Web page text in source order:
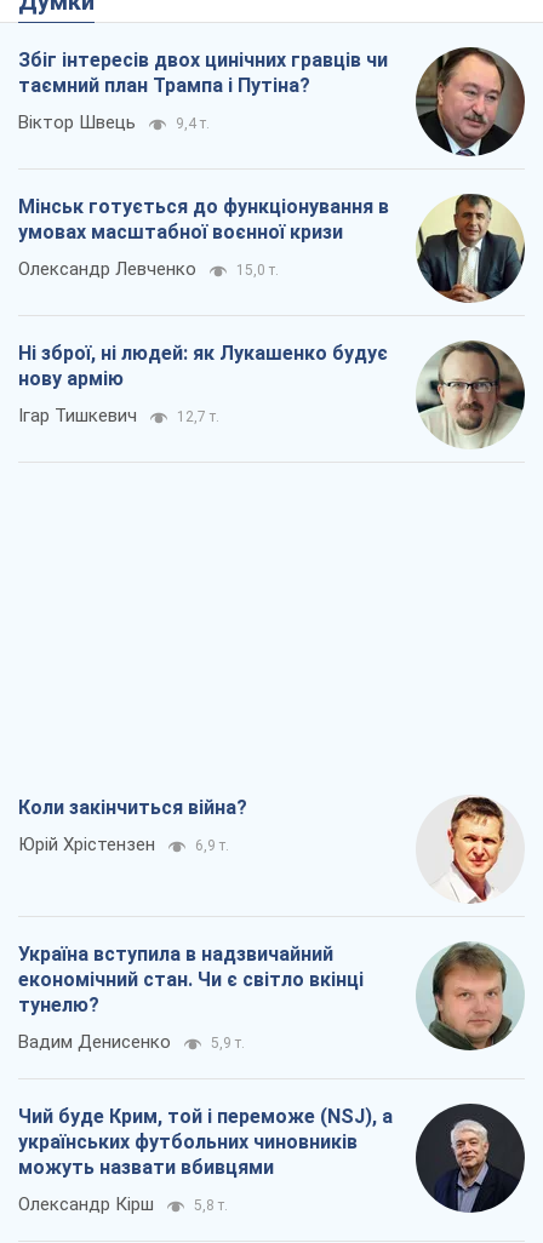
Збіг інтересів двох цинічних гравців чи
таємний план Трампа і Путіна?
Віктор Швець 9,4 т.
Мінськ готується до функціонування в
умовах масштабної воєнної кризи
Олександр Левченко 15,0 т.
Ні зброї, ні людей: як Лукашенко будує
нову армію
Ігар Тишкевич 12,7 т.
Коли закінчиться війна?
Юрій Хрістензен 6,9 т.
Україна вступила в надзвичайний
економічний стан. Чи є світло вкінці
тунелю?
Вадим Денисенко 5,9 т.
Чий буде Крим, той і переможе (NSJ), а
українських футбольних чиновників
можуть назвати вбивцями
Олександр Кірш 5,8 т.